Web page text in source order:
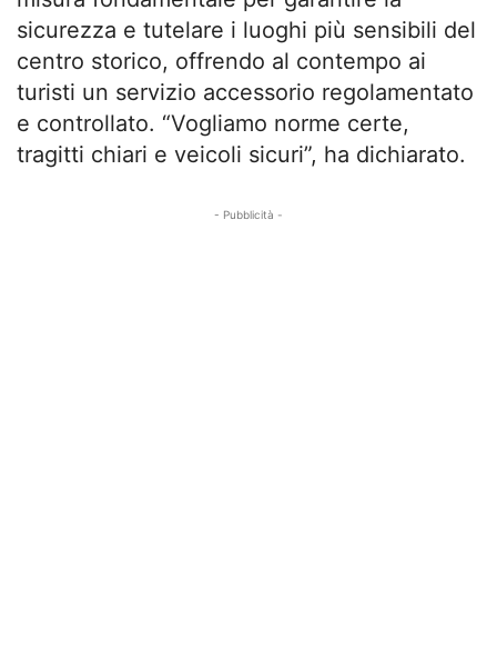
sicurezza e tutelare i luoghi più sensibili del
centro storico, offrendo al contempo ai
turisti un servizio accessorio regolamentato
e controllato. “Vogliamo norme certe,
tragitti chiari e veicoli sicuri”, ha dichiarato.
- Pubblicità -